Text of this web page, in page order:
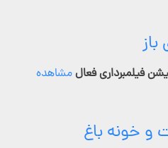
مشاهده
و خونه باغ